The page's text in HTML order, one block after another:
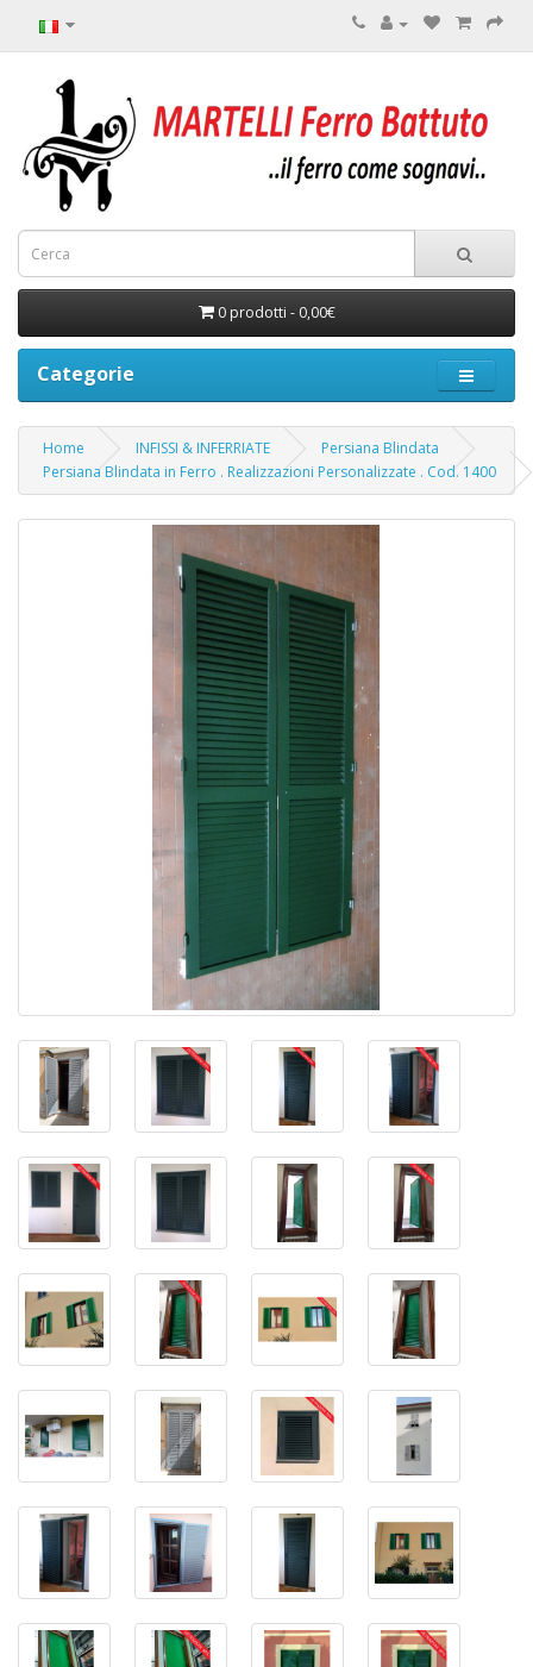
0 prodotti - 0,00€
Categorie
Home INFISSI & INFERRIATE
Persiana Blindata
Persiana Blindata in Ferro . Realizzazioni Personalizzate . Cod. 1400